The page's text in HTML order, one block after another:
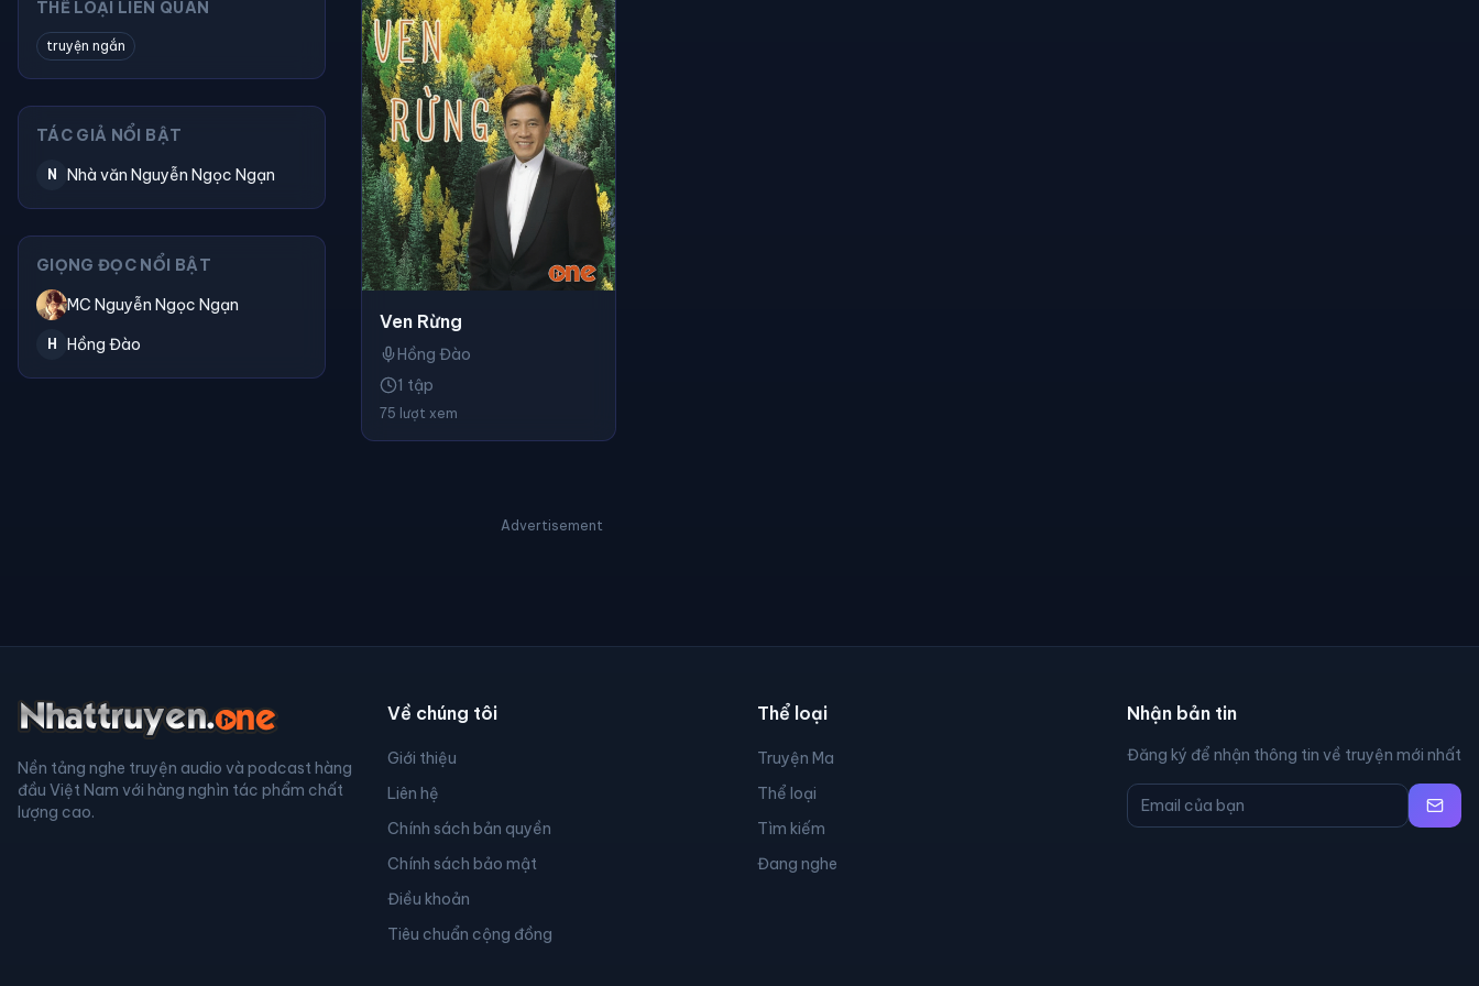
THỂ LOẠI LIÊN QUAN
truyện ngắn
TÁC GIẢ NỔI BẬT
N Nhà văn Nguyễn Ngọc Ngạn
GIỌNG ĐỌC NỔI BẬT
MC Nguyễn Ngọc Ngạn
H Hồng Đào
Ven Rừng
Hồng Đào
1 tập
75 lượt xem
Advertisement
Nền tảng nghe truyện audio và podcast hàng
đầu Việt Nam với hàng nghìn tác phẩm chất
lượng cao.
Về chúng tôi
Giới thiệu
Liên hệ
Chính sách bản quyền
Chính sách bảo mật
Điều khoản
Tiêu chuẩn cộng đồng
Thể loại
Truyện Ma
Thể loại
Tìm kiếm
Đang nghe
Nhận bản tin
Đăng ký để nhận thông tin về truyện mới nhất